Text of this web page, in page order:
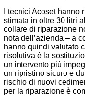
I tecnici Acoset
stimata in oltre 30 litri
collare di riparazione
nota dell’azienda – a
hanno quindi valutato
risolutiva è la
un intervento più
un ripristino sicuro e
rischio di nuovi
per la riparazione è